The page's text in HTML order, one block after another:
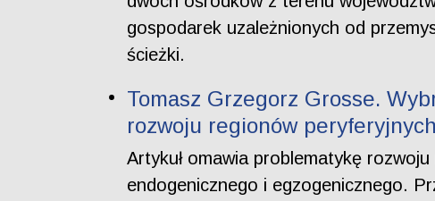
gospodarek uzależnionych od
ścieżki.
Tomasz Grzegorz Grosse.
rozwoju regionów peryferyjnych
Artykuł omawia problematykę
endogenicznego i egzogenicznego.